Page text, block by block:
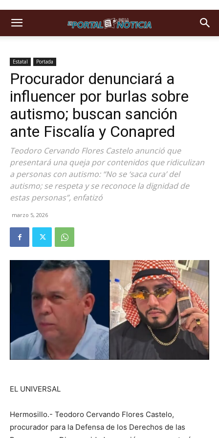
Estatal Portada
Procurador denunciará a
influencer por burlas sobre
autismo; buscan sanción
ante Fiscalía y Conapred
Teodoro Cervando Flores Castelo anunció que
presentará una queja por contenidos que ridiculizan
a personas con autismo: “No se ‘saca cura’ del
autismo; se respeta y se reconoce la dignidad de
estas personas”, enfatizó
marzo 5, 2026
EL UNIVERSAL
Hermosillo.- Teodoro Cervando Flores Castelo,
procurador para la Defensa de los Derechos de las